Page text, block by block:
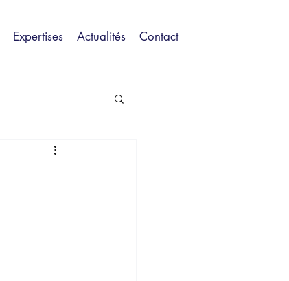
Expertises Actualités Contact